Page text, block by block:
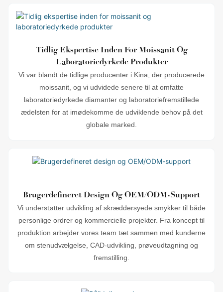
Tidlig Ekspertise Inden For Moissanit Og
Laboratoriedyrkede Produkter
Vi var blandt de tidlige producenter i Kina, der producerede
moissanit, og vi udvidede senere til at omfatte
laboratoriedyrkede diamanter og laboratoriefremstillede
ædelsten for at imødekomme de udviklende behov på det
globale marked.
Brugerdefineret Design Og OEM/ODM-Support
Vi understøtter udvikling af skræddersyede smykker til både
personlige ordrer og kommercielle projekter. Fra koncept til
produktion arbejder vores team tæt sammen med kunderne
om stenudvælgelse, CAD-udvikling, prøveudtagning og
fremstilling.